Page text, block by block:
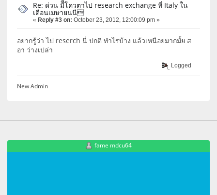
Re: ด่วน มีีโควตาไป research exchange ที่ Italy ใน
เดือนเมษายนนี
« Reply #3 on: October 23, 2012, 12:00:09 pm »
อยากรู้ว่า ไป reserch นี่ ปกติ ทำไรบ้าง แล้วเหนือยมากมั้ย ส
อา ว่างเปล่า
Logged
New Admin
fame mdcu64